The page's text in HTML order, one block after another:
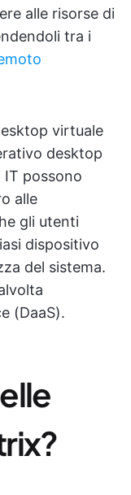
alle risorse di
tra i
virtuale
desktop
IT possono
alle
gli utenti
dispositivo
del sistema.
(DaaS).